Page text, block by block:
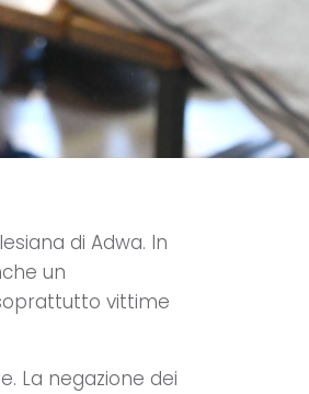
di Adwa. In
un
vittime
La negazione dei